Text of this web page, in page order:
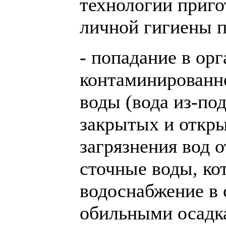
технологии
личной гигиены
- попадание в
воды (вода из-
закрытых и
загрязнения вод
сточные воды,
водоснабжение в
обильными